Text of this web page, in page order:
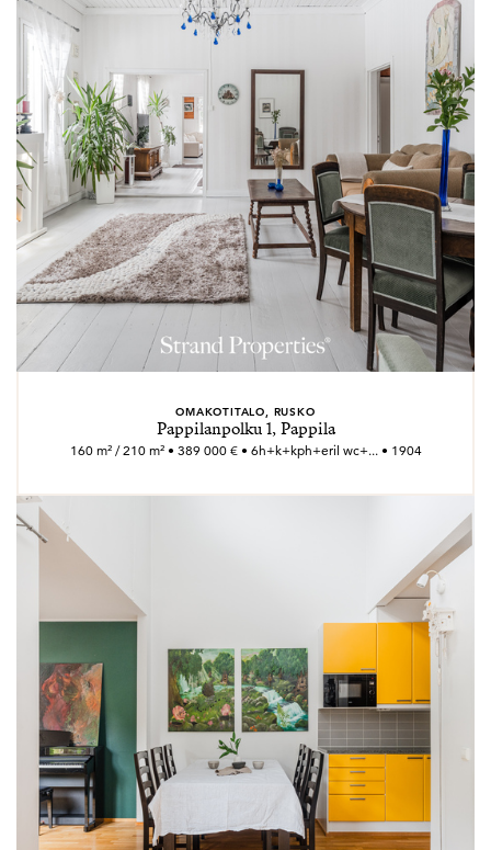
OMAKOTITALO, RUSKO
Pappilanpolku 1, Pappila
160 m² / 210 m² • 389 000 € • 6h+k+kph+eril wc+... • 1904